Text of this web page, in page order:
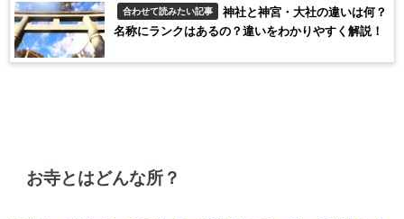
合わせて読みたい記事
神社と神宮・大社の違いは何？
名称にランクはあるの？違いをわかりやすく解説！
お寺とはどんな所？